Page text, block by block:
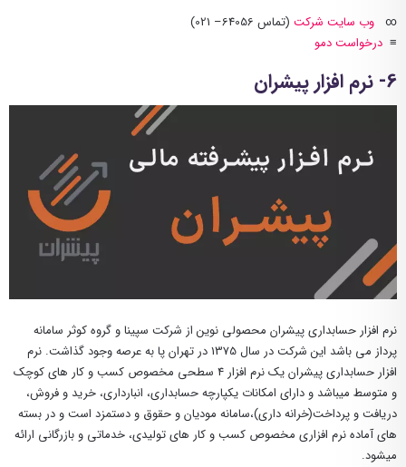
∞ وب سایت شرکت(تماس 64056– 021)
≡ درخواست دمو
6- نرم افزار پیشران
نرم افزار حسابداری پیشران محصولی نوین از شرکت سپینا و گروه کوثر سامانه
پرداز می باشد این شرکت در سال 1375 در تهران پا به عرصه وجود گذاشت. نرم
افزار حسابداری پیشران یک نرم افزار 4 سطحی مخصوص کسب و کار های کوچک
و متوسط میباشد و دارای امکانات یکپارچه حسابداری، انبارداری، خرید و فروش،
دریافت و پرداخت(خرانه داری)،سامانه مودیان و حقوق و دستمزد است و در بسته
های آماده نرم افزاری مخصوص کسب و کار های تولیدی، خدماتی و بازرگانی ارائه
میشود.